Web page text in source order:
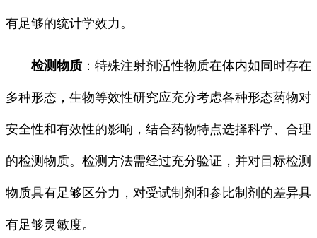
有足够的统计学效力。
检测物质 ：特殊注射剂活性物质在体内如同时存在
多种形态，生物等效性研究应充分考虑各种形态药物对
安全性和有效性的影响，结合药物特点选择科学、合理
的检测物质。检测方法需经过充分验证，并对目标检测
物质具有足够区分力，对受试制剂和参比制剂的差异具
有足够灵敏度。